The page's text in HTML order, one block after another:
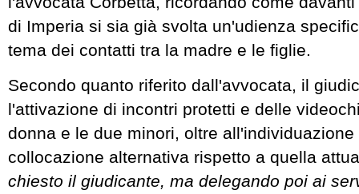
di Imperia si sia già svolta un'udienza
tema dei contatti tra la madre e le figlie.
Secondo quanto riferito dall'avvocata, il
l'attivazione di incontri protetti e delle
donna e le due minori, oltre all'individuazione
collocazione alternativa rispetto a quella
chiesto il giudicante, ma delegando poi ai